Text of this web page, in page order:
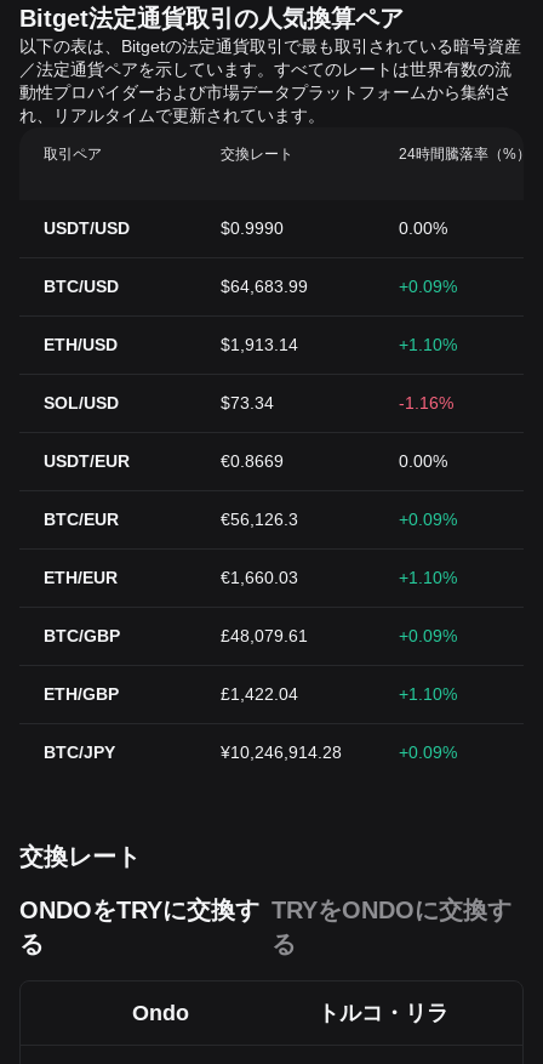
Bitget法定通貨取引の人気換算ペア
以下の表は、Bitgetの法定通貨取引で最も取引されている暗号資産
／法定通貨ペアを示しています。すべてのレートは世界有数の流
動性プロバイダーおよび市場データプラットフォームから集約さ
れ、リアルタイムで更新されています。
取引ペア 交換レート 24時間騰落率（%）
USDT/USD $0.9990 0.00%
BTC/USD $64,683.99 +0.09%
ETH/USD $1,913.14 +1.10%
SOL/USD $73.34 -1.16%
USDT/EUR €0.8669 0.00%
BTC/EUR €56,126.3 +0.09%
ETH/EUR €1,660.03 +1.10%
BTC/GBP £48,079.61 +0.09%
ETH/GBP £1,422.04 +1.10%
BTC/JPY ¥10,246,914.28 +0.09%
交換レート
ONDOをTRYに交換す
る
TRYをONDOに交換す
る
Ondo トルコ・リラ